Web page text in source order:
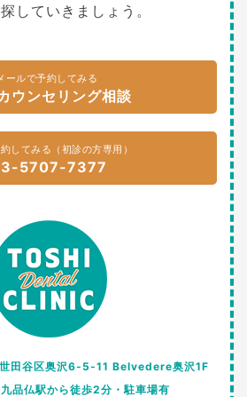
していきましょう。
ールで予約してみる
ウンセリング相談
してみる（初診の方専用）
5707-7377
田谷区奥沢6-5-11 Belvedere奥沢1F
品仏駅から徒歩2分・駐車場有